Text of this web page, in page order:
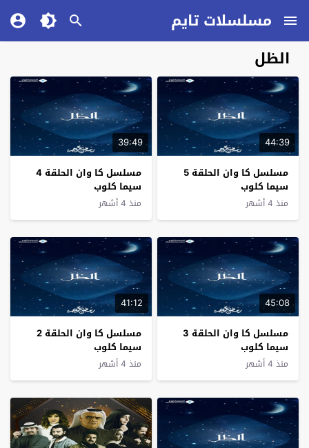
مسلسلات تايم
الظل
44:39
مسلسل كا وان الحلقة 5
سيما كلوب
منذ 4 أشهر
39:49
مسلسل كا وان الحلقة 4
سيما كلوب
منذ 4 أشهر
45:08
مسلسل كا وان الحلقة 3
سيما كلوب
منذ 4 أشهر
41:12
مسلسل كا وان الحلقة 2
سيما كلوب
منذ 4 أشهر